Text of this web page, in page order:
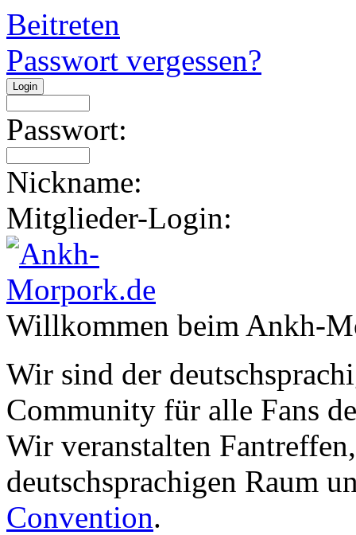
Beitreten
Passwort vergessen?
Passwort:
Nickname:
Mitglieder-Login:
Willkommen beim Ankh-
Wir sind der
Community für alle Fans
Wir veranstalten
deutschsprachigen Raum
Convention.